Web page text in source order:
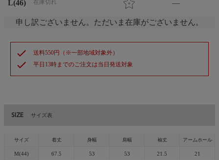
L(46)
在庫切れ —
申し訳ございません。ただいま在庫がございません。
check 送料550円（※一部地域対象外）
check 平日13時までのご注文は当日発送対象
SIZE サイズ表
サイズ 着丈 身幅 肩幅 袖丈 アームホール
M(44) 67.5 53 53 21.5 21